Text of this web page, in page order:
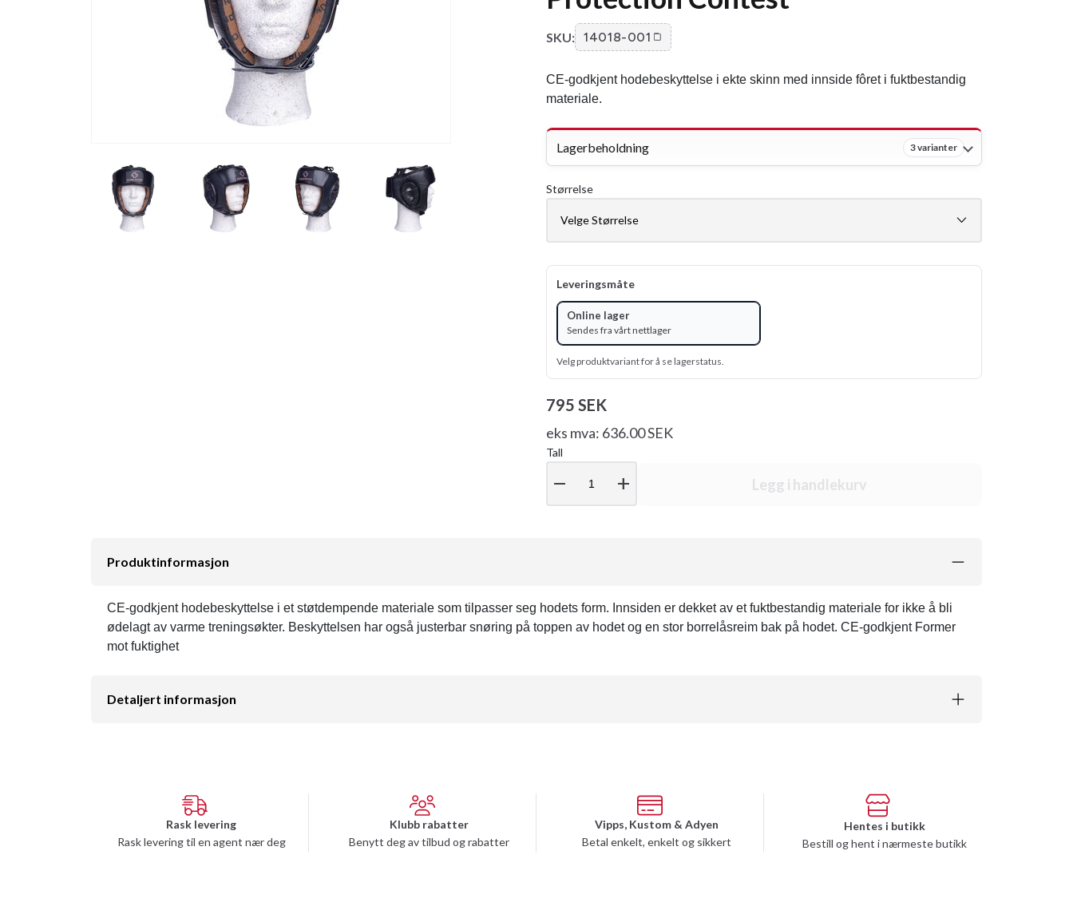
SKU: 14018-001
CE-godkjent hodebeskyttelse i ekte skinn med innside fôret i fuktbestandig
materiale.
Lagerbeholdning 3 varianter
Størrelse
Leveringsmåte
Online lager
Sendes fra vårt nettlager
Velg produktvariant for å se lagerstatus.
795 SEK
eks mva: 636.00 SEK
Tall
remove add Legg i handlekurv
Produktinformasjon
CE-godkjent hodebeskyttelse i et støtdempende materiale som tilpasser seg hodets form. Innsiden er dekket av et fuktbestandig materiale for ikke å bli
ødelagt av varme treningsøkter. Beskyttelsen har også justerbar snøring på toppen av hodet og en stor borrelåsreim bak på hodet. CE-godkjent Former
mot fuktighet
Detaljert informasjon
Rask levering
Rask levering til en agent nær deg
Klubb rabatter
Benytt deg av tilbud og rabatter
Vipps, Kustom & Adyen
Betal enkelt, enkelt og sikkert
Hentes i butikk
Bestill og hent i nærmeste butikk